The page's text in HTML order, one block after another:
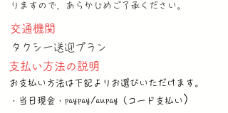
りますので、あらかじめご了承ください。
交通機関
タクシー送迎プラン
お支払い方法は下記よりお選びいただけます。
・当日現金・paypay/aupay（コード支払い ）
支払い方法の説明